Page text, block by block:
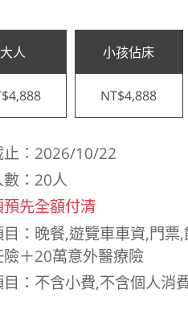
大人 小孩佔床
NT$4,888
止：2026/10/22
數：20人
先全額付清
目：晚餐,遊覽車車資,門
＋20萬意外醫療險
：不含小費,不含個人消